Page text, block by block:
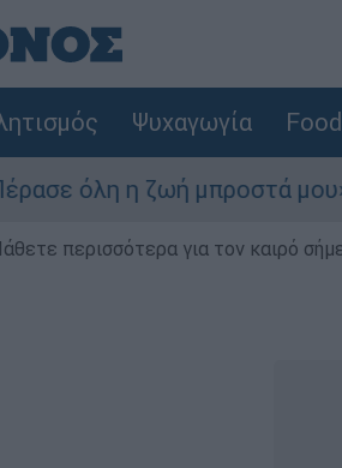
Ψυχαγωγία
η ζωή μπροστά μου»
περισσότερα για τον καιρό